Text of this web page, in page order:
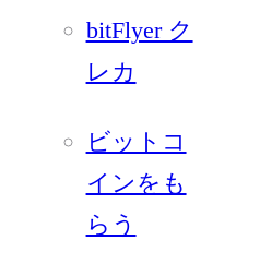
bitFlyer ク
レカ
ビットコ
インをも
らう